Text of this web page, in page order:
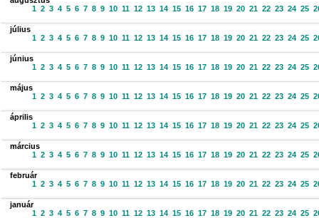
1 2 3 4 5 6 7 8 9 10 11 12 13 14 15 16 17 18 19 20 21 22 23 24 25
július
1 2 3 4 5 6 7 8 9 10 11 12 13 14 15 16 17 18 19 20 21 22 23 24 25
június
1 2 3 4 5 6 7 8 9 10 11 12 13 14 15 16 17 18 19 20 21 22 23 24 25
május
1 2 3 4 5 6 7 8 9 10 11 12 13 14 15 16 17 18 19 20 21 22 23 24 25
április
1 2 3 4 5 6 7 8 9 10 11 12 13 14 15 16 17 18 19 20 21 22 23 24 25
március
1 2 3 4 5 6 7 8 9 10 11 12 13 14 15 16 17 18 19 20 21 22 23 24 25
február
1 2 3 4 5 6 7 8 9 10 11 12 13 14 15 16 17 18 19 20 21 22 23 24 25
január
1 2 3 4 5 6 7 8 9 10 11 12 13 14 15 16 17 18 19 20 21 22 23 24 25